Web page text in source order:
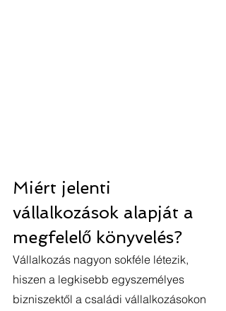
Miért jelenti
vállalkozások alapját a
megfelelő könyvelés?
Vállalkozás nagyon sokféle létezik,
hiszen a legkisebb egyszemélyes
bizniszektől a családi vállalkozásokon